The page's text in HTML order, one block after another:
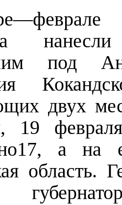
под
двух
19
а на
область.